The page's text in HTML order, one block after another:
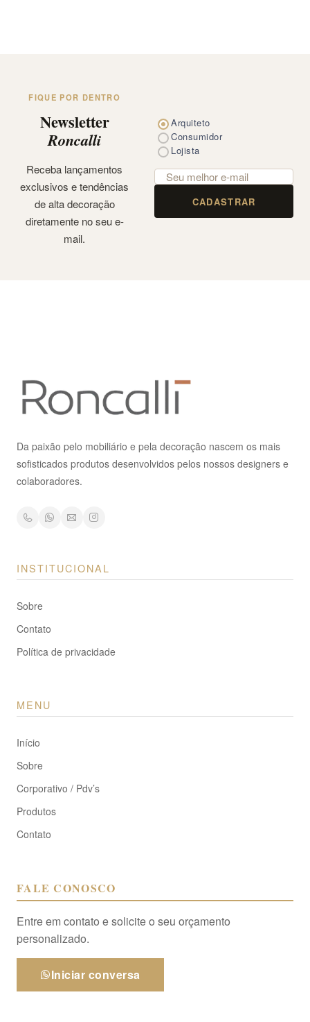
FIQUE POR DENTRO
Newsletter
Roncalli
Receba lançamentos
exclusivos e tendências
de alta decoração
diretamente no seu e-
mail.
Arquiteto
Consumidor
Lojista
CADASTRAR
Da paixão pelo mobiliário e pela decoração nascem os mais
sofisticados produtos desenvolvidos pelos nossos designers e
colaboradores.
INSTITUCIONAL
Sobre
Contato
Política de privacidade
MENU
Início
Sobre
Corporativo / Pdv’s
Produtos
Contato
FALE CONOSCO
Entre em contato e solicite o seu orçamento
personalizado.
Iniciar conversa